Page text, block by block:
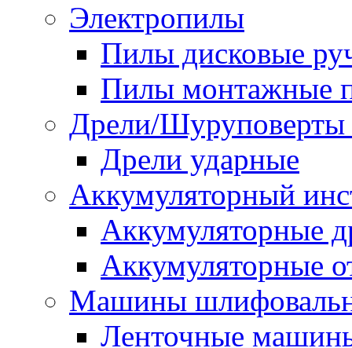
Электропилы
Пилы дисковые
Пилы монтажные
Дрели/Шуруповерты
Дрели ударные
Аккумуляторный
Аккумуляторные
Аккумуляторные
Машины
Ленточные